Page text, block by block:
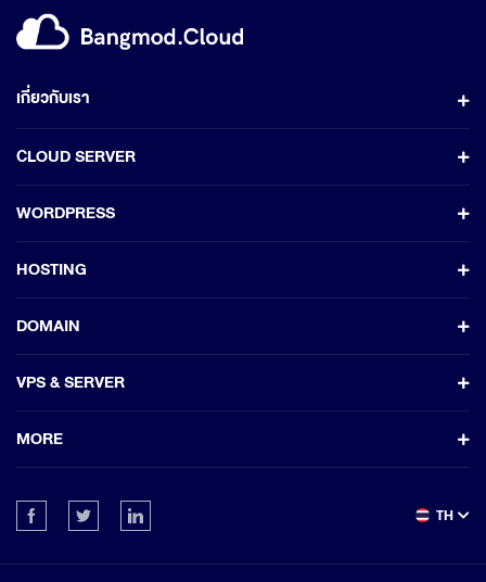
เกี่ยวกับเรา
CLOUD SERVER
WORDPRESS
HOSTING
DOMAIN
VPS & SERVER
MORE
TH